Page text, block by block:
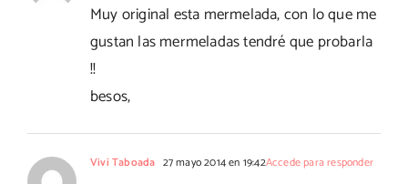
Muy original esta mermelada, con lo que me
gustan las mermeladas tendré que probarla
!!
besos,
Vivi Taboada 27 mayo 2014 en 19:42Accede para responder